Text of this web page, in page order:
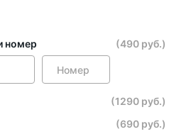
номер (490 руб.)
(1290 руб.)
(690 руб.)